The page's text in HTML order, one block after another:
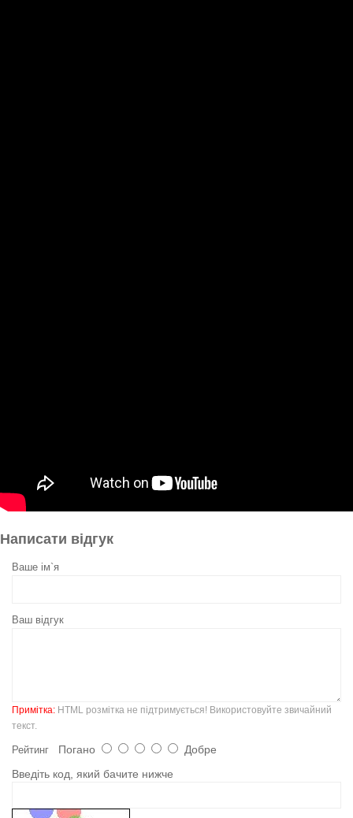
Написати відгук
Ваше ім`я
Ваш відгук
Примітка: HTML розмітка не підтримується! Використовуйте звичайний
текст.
Рейтинг Погано
Добре
Введіть код, який бачите нижче